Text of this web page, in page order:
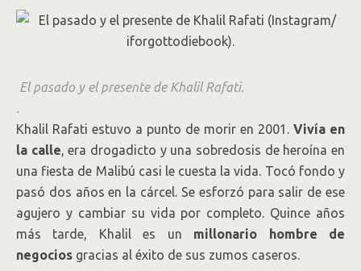
El pasado y el presente de Khalil Rafati.
.
Khalil Rafati estuvo a punto de morir en 2001. Vivía en
la calle, era drogadicto y una sobredosis de heroína en
una fiesta de Malibú casi le cuesta la vida. Tocó fondo y
pasó dos años en la cárcel. Se esforzó para salir de ese
agujero y cambiar su vida por completo. Quince años
más tarde, Khalil es un millonario hombre de
negocios gracias al éxito de sus zumos caseros.